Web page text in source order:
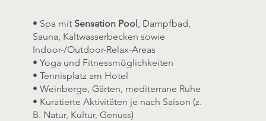
• Spa mit Sensation Pool, Dampfbad,
Sauna, Kaltwasserbecken sowie
Indoor-/Outdoor-Relax-Areas
• Yoga und Fitnessmöglichkeiten
• Tennisplatz am Hotel
• Weinberge, Gärten, mediterrane Ruhe
• Kuratierte Aktivitäten je nach Saison (z.
B. Natur, Kultur, Genuss)